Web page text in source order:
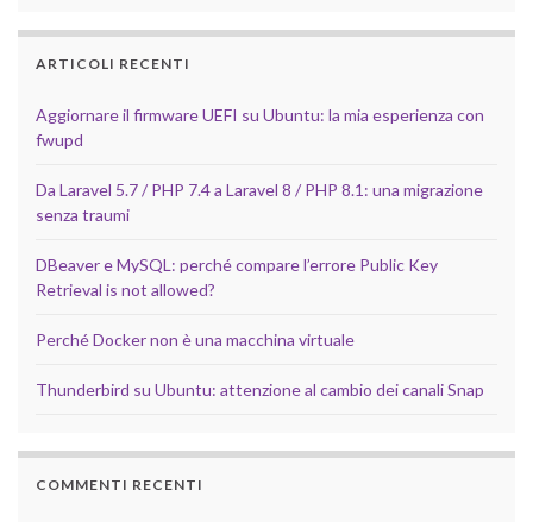
ARTICOLI RECENTI
Aggiornare il firmware UEFI su Ubuntu: la mia esperienza con
fwupd
Da Laravel 5.7 / PHP 7.4 a Laravel 8 / PHP 8.1: una migrazione
senza traumi
DBeaver e MySQL: perché compare l’errore Public Key
Retrieval is not allowed?
Perché Docker non è una macchina virtuale
Thunderbird su Ubuntu: attenzione al cambio dei canali Snap
COMMENTI RECENTI